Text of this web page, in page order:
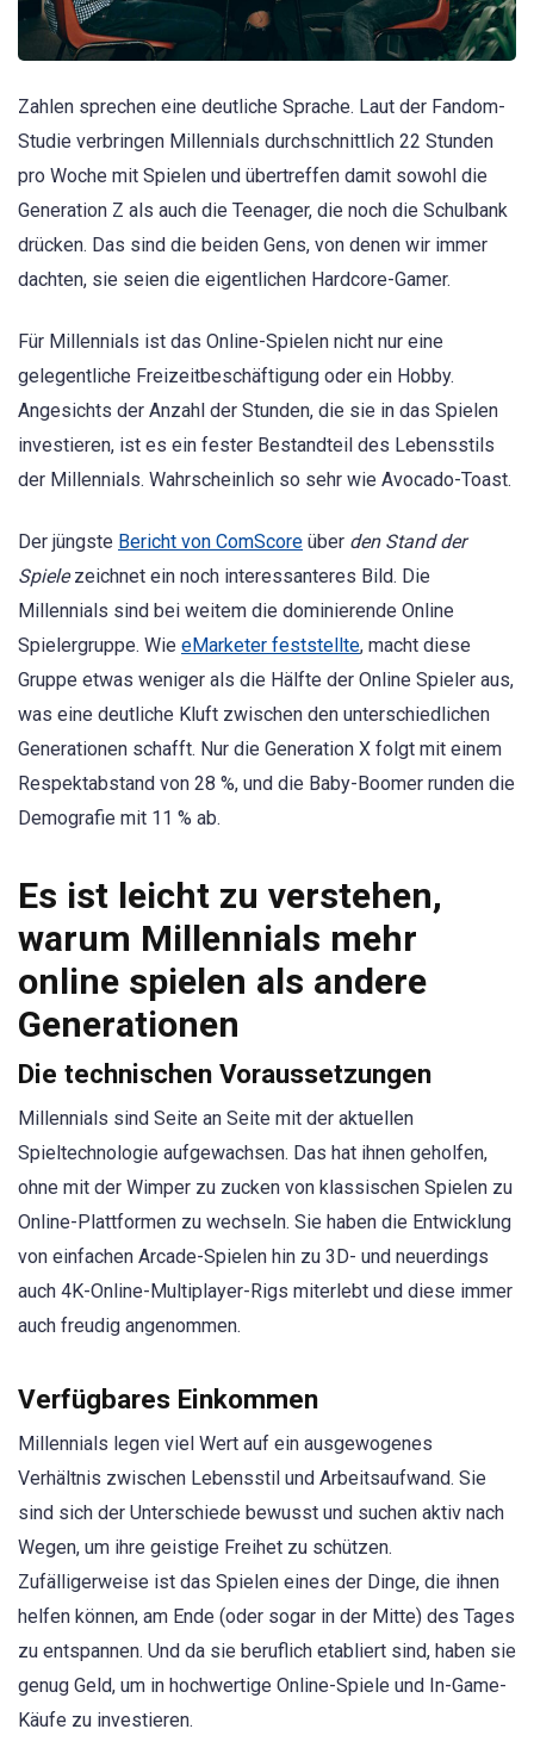
Zahlen sprechen eine deutliche Sprache. Laut der Fandom-
Studie verbringen Millennials durchschnittlich 22 Stunden
pro Woche mit Spielen und übertreffen damit sowohl die
Generation Z als auch die Teenager, die noch die Schulbank
drücken. Das sind die beiden Gens, von denen wir immer
dachten, sie seien die eigentlichen Hardcore-Gamer.
Für Millennials ist das Online-Spielen nicht nur eine
gelegentliche Freizeitbeschäftigung oder ein Hobby.
Angesichts der Anzahl der Stunden, die sie in das Spielen
investieren, ist es ein fester Bestandteil des Lebensstils
der Millennials. Wahrscheinlich so sehr wie Avocado-Toast.
Der jüngste Bericht von ComScore über den Stand der
Spielezeichnet ein noch interessanteres Bild. Die
Millennials sind bei weitem die dominierende Online
Spielergruppe. Wie eMarketer feststellte, macht diese
Gruppe etwas weniger als die Hälfte der Online Spieler aus,
was eine deutliche Kluft zwischen den unterschiedlichen
Generationen schafft. Nur die Generation X folgt mit einem
Respektabstand von 28 %, und die Baby-Boomer runden die
Demografie mit 11 % ab.
Es ist leicht zu verstehen,
warum Millennials mehr
online spielen als andere
Generationen
Die technischen Voraussetzungen
Millennials sind Seite an Seite mit der aktuellen
Spieltechnologie aufgewachsen. Das hat ihnen geholfen,
ohne mit der Wimper zu zucken von klassischen Spielen zu
Online-Plattformen zu wechseln. Sie haben die Entwicklung
von einfachen Arcade-Spielen hin zu 3D- und neuerdings
auch 4K-Online-Multiplayer-Rigs miterlebt und diese immer
auch freudig angenommen.
Verfügbares Einkommen
Millennials legen viel Wert auf ein ausgewogenes
Verhältnis zwischen Lebensstil und Arbeitsaufwand. Sie
sind sich der Unterschiede bewusst und suchen aktiv nach
Wegen, um ihre geistige Freihet zu schützen.
Zufälligerweise ist das Spielen eines der Dinge, die ihnen
helfen können, am Ende (oder sogar in der Mitte) des Tages
zu entspannen. Und da sie beruflich etabliert sind, haben sie
genug Geld, um in hochwertige Online-Spiele und In-Game-
Käufe zu investieren.